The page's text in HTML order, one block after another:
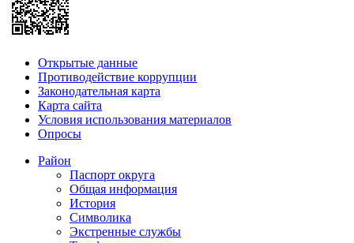
Открытые данные
Противодействие коррупции
Законодательная карта
Карта сайта
Условия использования материалов
Опросы
Район
Паспорт округа
Общая информация
История
Символика
Экстренные службы